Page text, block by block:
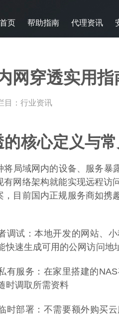
首页 帮助指南 代理资讯
网穿透实用
目： 行业资讯
的核心定义与
将局域网内的设备、服务暴
有网络架构就能实现远程访
，目前国内正规服务商如携
调试：本地开发的网站、
快速生成可用的公网访问地
有服务：在家里搭建的
时调取所需资料
时部署：不需要额外购买